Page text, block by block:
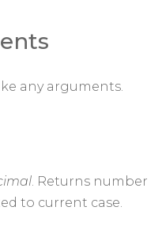
any arguments.
. Returns number
to current case.